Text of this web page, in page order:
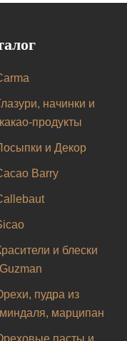
начинки и
какао-продукты
и Декор
Barry
и блески
Guzman
пудра из
миндаля, марципан
пасты и